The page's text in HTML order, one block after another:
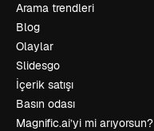
Arama trendleri
Blog
Olaylar
Slidesgo
İçerik satışı
Basın odası
Magnific.ai’yi mi arıyorsun?